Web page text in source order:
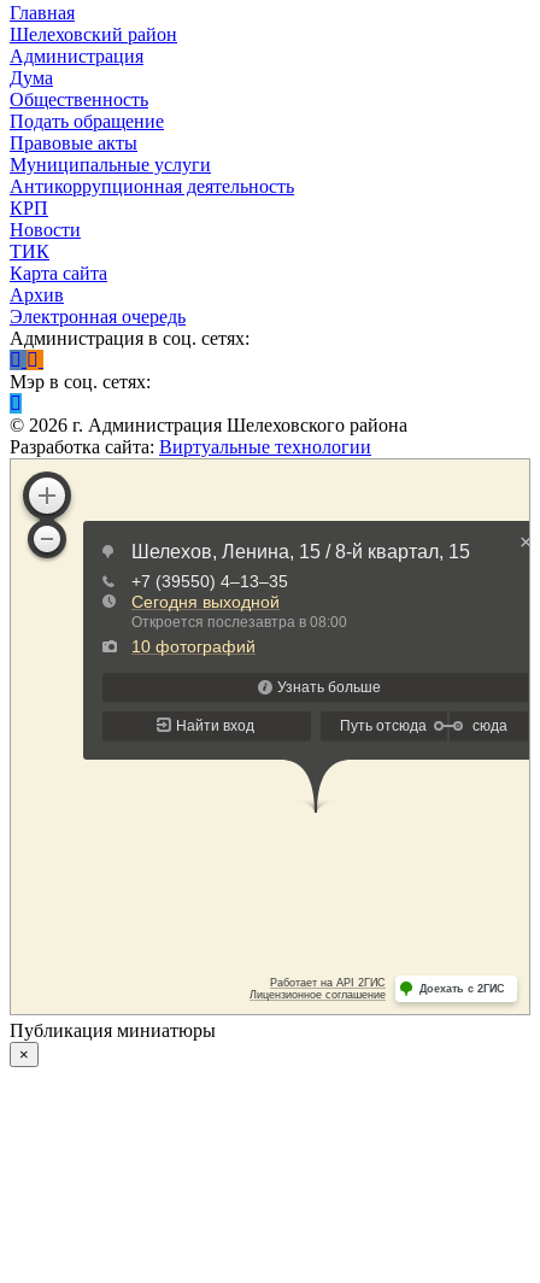
Главная
Шелеховский район
Администрация
Дума
Общественность
Подать обращение
Правовые акты
Муниципальные услуги
Антикоррупционная деятельность
КРП
Новости
ТИК
Карта сайта
Архив
Электронная очередь
Администрация в соц. сетях:
Мэр в соц. сетях:
© 2026 г. Администрация Шелеховского района
Разработка сайта: Виртуальные технологии
Публикация миниатюры
×